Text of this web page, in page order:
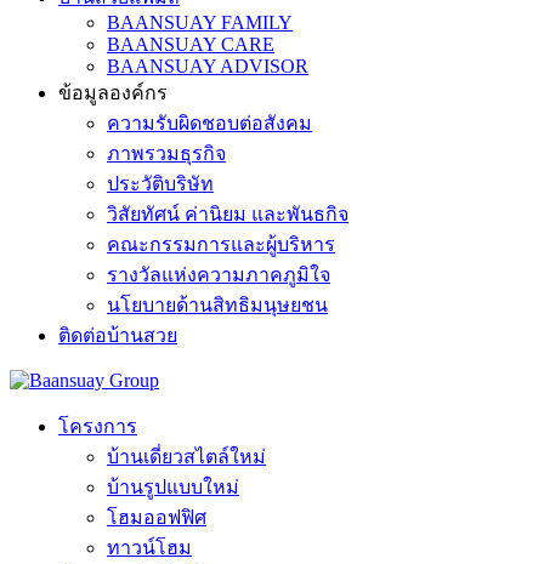
BAANSUAY FAMILY
BAANSUAY CARE
BAANSUAY ADVISOR
ข้อมูลองค์กร
ความรับผิดชอบต่อสังคม
ภาพรวมธุรกิจ
ประวัติบริษัท
วิสัยทัศน์ ค่านิยม และพันธกิจ
คณะกรรมการและผู้บริหาร
รางวัลแห่งความภาคภูมิใจ
นโยบายด้านสิทธิมนุษยชน
ติดต่อบ้านสวย
โครงการ
บ้านเดี่ยวสไตล์ใหม่
บ้านรูปแบบใหม่
โฮมออฟฟิศ
ทาวน์โฮม